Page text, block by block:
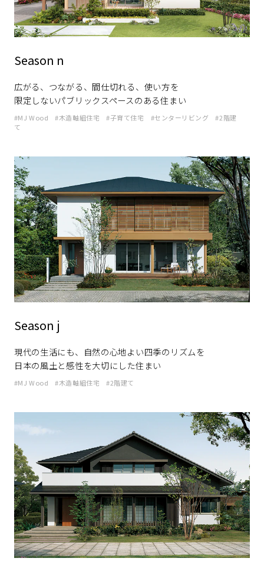
Season n
広がる、つながる、間仕切れる、使い方を
限定しないパブリックスペースのある住まい
MJ Wood 木造軸組住宅 子育て住宅 センターリビング
2階建
て
Season j
現代の生活にも、自然の心地よい四季のリズムを
日本の風土と感性を大切にした住まい
MJ Wood 木造軸組住宅 2階建て